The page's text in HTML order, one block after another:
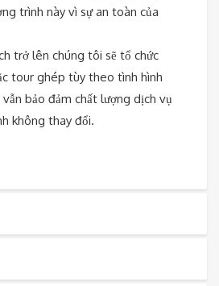
trình này vì sự an toàn của
trở lên chúng tôi sẽ tổ chức
tour ghép tùy theo tình hình
bảo đảm chất lượng dịch vụ
không thay đổi.